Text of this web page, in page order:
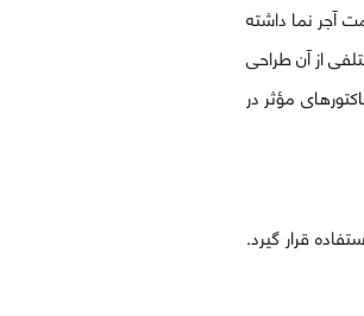
آجر نما داشته
از آن طراحی
مؤثر در
قرار گیرد.